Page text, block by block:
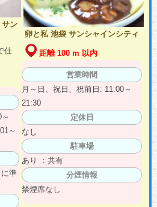
サン
仕
～
準
卵と私 池袋 サンシャインシティ
距離 100 m 以内
営業時間
月～日、祝日、祝前日: 11:00～
21:30
定休日
なし
駐車場
あり ：共有
分煙情報
禁煙席なし